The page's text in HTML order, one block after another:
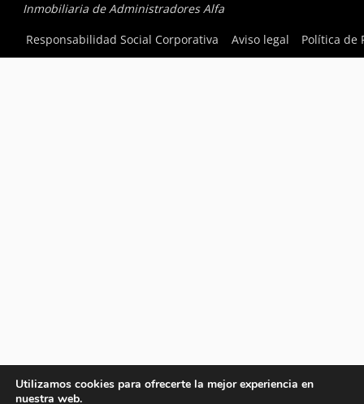
Inmobiliaria de Administradores Alfa
Responsabilidad Social Corporativa
Aviso legal Política de
Utilizamos cookies para ofrecerte la mejor experiencia en
nuestra web.